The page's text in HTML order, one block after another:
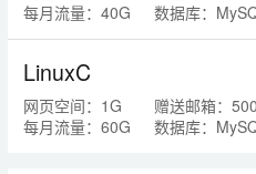
每月流量：40G
数据库：
LinuxC
网页空间：1G
赠送邮箱：
每月流量：60G
数据库：